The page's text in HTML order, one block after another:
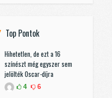
Top Pontok
Hihetetlen, de ezt a 16
színészt még egyszer sem
jelölték Oscar-díjra
4 6